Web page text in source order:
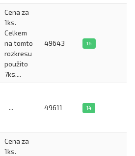
Cena za
1ks.
Celkem
na tomto
rozkresu
použito
7ks....
49643 16
... 49611 14
Cena za
1ks.